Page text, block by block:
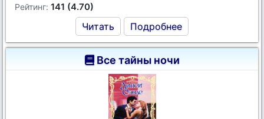
Рейтинг: 141 (4.70)
Читать Подробнее
Все тайны ночи